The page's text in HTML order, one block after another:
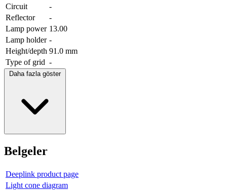
Circuit
-
Reflector
-
Lamp power 13.00
Lamp holder -
Height/depth 91.0 mm
Type of grid -
Daha fazla göster
Belgeler
Deeplink product page
Light cone diagram